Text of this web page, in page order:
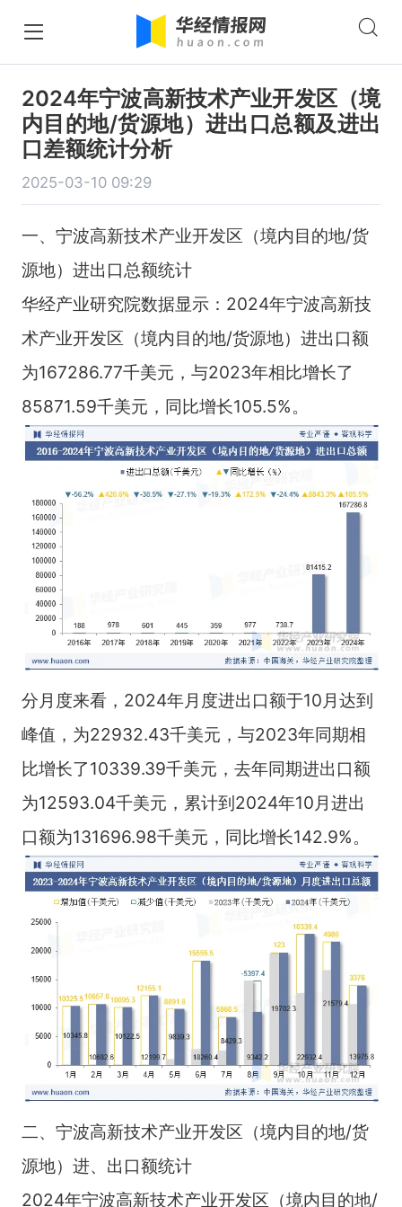
2024年宁波高新技术产业开发区（境
内目的地/货源地）进出口总额及进出
口差额统计分析
2025-03-10 09:29
一、宁波高新技术产业开发区（境内目的地/货
源地）进出口总额统计
华经产业研究院数据显示：2024年宁波高新技
术产业开发区（境内目的地/货源地）进出口额
为167286.77千美元，与2023年相比增长了
85871.59千美元，同比增长105.5%。
分月度来看，2024年月度进出口额于10月达到
峰值，为22932.43千美元，与2023年同期相
比增长了10339.39千美元，去年同期进出口额
为12593.04千美元，累计到2024年10月进出
口额为131696.98千美元，同比增长142.9%。
二、宁波高新技术产业开发区（境内目的地/货
源地）进、出口额统计
2024年宁波高新技术产业开发区（境内目的地/